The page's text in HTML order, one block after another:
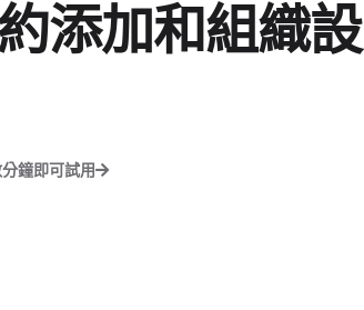
添加和組織設
鐘即可試用